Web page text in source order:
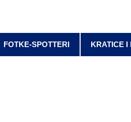
FOTKE-SPOTTERI KRATICE I